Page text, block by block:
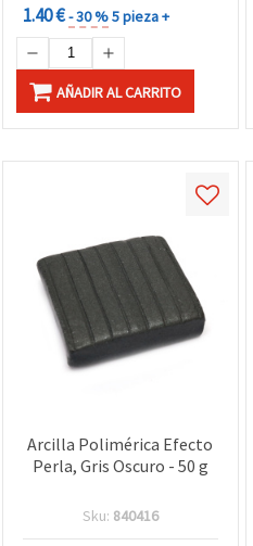
1.40 €- 30 %5 pieza +
AÑADIR AL CARRITO
Arcilla Polimérica Efecto
Perla, Gris Oscuro - 50 g
Sku: 840416